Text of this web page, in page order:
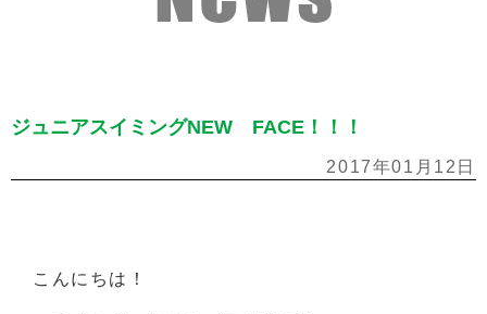
ジュニアスイミングNEW FACE！！！
2017年01月12日
こんにちは！